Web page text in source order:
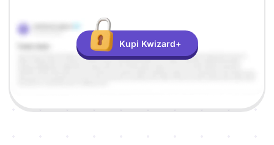
Odgovor
Objašnjenje
Kupi Kwizard+